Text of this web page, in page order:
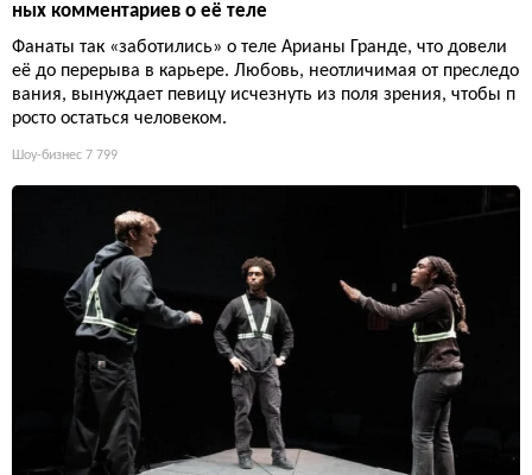
ных комментариев о её теле
Фанаты так «заботились» о теле Арианы Гранде, что довели
её до перерыва в карьере. Любовь, неотличимая от преследо
вания, вынуждает певицу исчезнуть из поля зрения, чтобы п
росто остаться человеком.
Шоу-бизнес 7 799